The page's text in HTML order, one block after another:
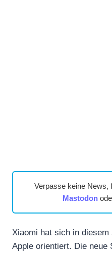
Verpasse keine News,
Mastodon
Xiaomi hat sich in
Apple orientiert. Die neue